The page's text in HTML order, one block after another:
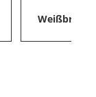
Weißbrote